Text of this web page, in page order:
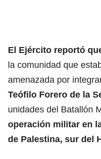
El Ejército reportó
la comunidad que
amenazada por
Teófilo Forero de la
unidades del Batallón
operación militar en
de Palestina, sur del